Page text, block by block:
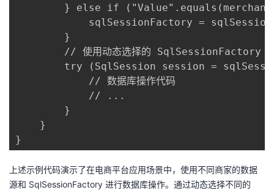
} else if
sqlSessionFactory =
        }
// 使用动态选择的 SqlSessionFactory 进
try (SqlSession session =
            // 数据库操作代码
            // ...
        }
    }
}
上述示例代码演示了在电商平台应用场景中，使用不同商家的数据
源和 SqlSessionFactory 进行数据库操作。通过动态选择不同的